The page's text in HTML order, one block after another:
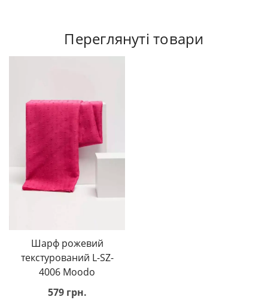
Переглянуті товари
Шарф рожевий
текстурований L-SZ-
4006 Moodo
579 грн.